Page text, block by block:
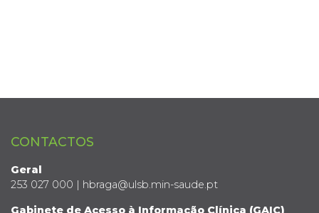
CONTACTOS
Geral
253 027 000 | hbraga@ulsb.min-saude.pt
Gabinete de Acesso à Informação Clínica (GAIC)